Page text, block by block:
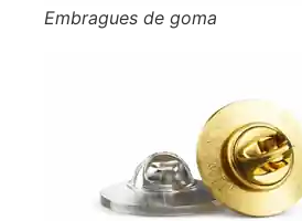
Embragues de goma